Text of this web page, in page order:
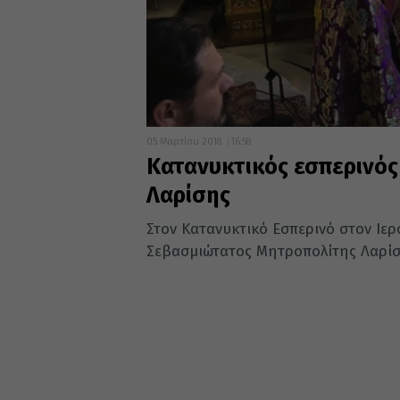
05 Μαρτίου 2018 16:58
Κατανυκτικός
Λαρίσης
Στον Κατανυκτικό Εσπερινό στον
Σεβασμιώτατος Μητροπολίτης